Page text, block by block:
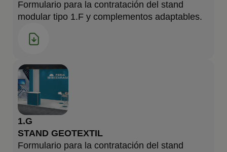
Formulario para la contratación del stand
modular tipo 1.F y complementos adaptables.
1.G
STAND GEOTEXTIL
Formulario para la contratación del stand